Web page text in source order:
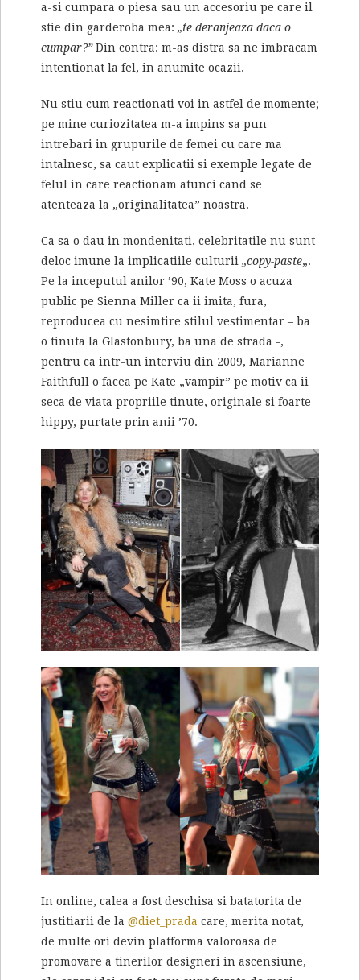
a-si cumpara o piesa sau un accesoriu pe care il
stie din garderoba mea: „te deranjeaza daca o
cumpar?”Din contra: m-as distra sa ne imbracam
intentionat la fel, in anumite ocazii.
Nu stiu cum reactionati voi in astfel de momente;
pe mine curiozitatea m-a impins sa pun
intrebari in grupurile de femei cu care ma
intalnesc, sa caut explicatii si exemple legate de
felul in care reactionam atunci cand se
atenteaza la „originalitatea” noastra.
Ca sa o dau in mondenitati, celebritatile nu sunt
deloc imune la implicatiile culturii „copy-paste„.
Pe la inceputul anilor ’90, Kate Moss o acuza
public pe Sienna Miller ca ii imita, fura,
reproducea cu nesimtire stilul vestimentar – ba
o tinuta la Glastonbury, ba una de strada -,
pentru ca intr-un interviu din 2009, Marianne
Faithfull o facea pe Kate „vampir” pe motiv ca ii
seca de viata propriile tinute, originale si foarte
hippy, purtate prin anii ’70.
In online, calea a fost deschisa si batatorita de
justitiarii de la @diet_prada care, merita notat,
de multe ori devin platforma valoroasa de
promovare a tinerilor designeri in ascensiune,